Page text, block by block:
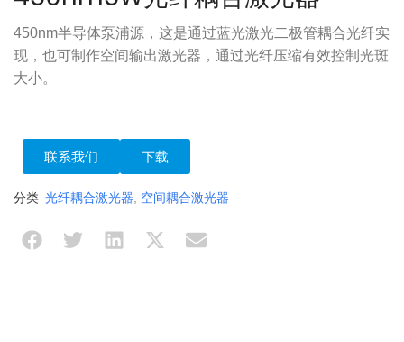
450nm半导体泵浦源，这是通过蓝光激光二极管耦合光纤实
现，也可制作空间输出激光器，通过光纤压缩有效控制光斑
大小。
联系我们 下载
分类 光纤耦合激光器 空间耦合激光器